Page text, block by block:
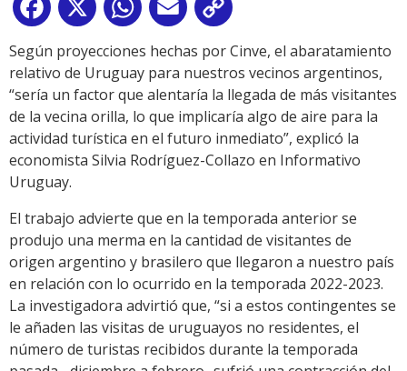
Facebook
X WhatsApp
Email
Link
Según proyecciones hechas por Cinve, el abaratamiento
relativo de Uruguay para nuestros vecinos argentinos,
“sería un factor que alentaría la llegada de más visitantes
de la vecina orilla, lo que implicaría algo de aire para la
actividad turística en el futuro inmediato”, explicó la
economista Silvia Rodríguez-Collazo en Informativo
Uruguay.
El trabajo advierte que en la temporada anterior se
produjo una merma en la cantidad de visitantes de
origen argentino y brasilero que llegaron a nuestro país
en relación con lo ocurrido en la temporada 2022-2023.
La investigadora advirtió que, “si a estos contingentes se
le añaden las visitas de uruguayos no residentes, el
número de turistas recibidos durante la temporada